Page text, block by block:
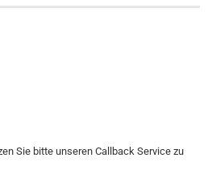
Sie bitte unseren Callback Service zu